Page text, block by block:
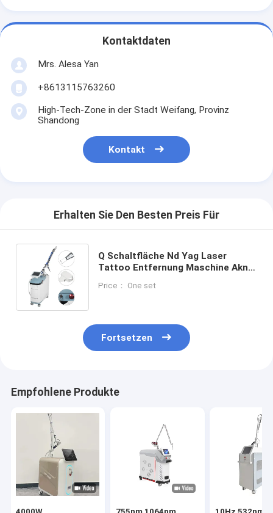
Kontaktdaten
Mrs. Alesa Yan
+8613115763260
High-Tech-Zone in der Stadt Weifang, Provinz
Shandong
Kontakt
Erhalten Sie Den Besten Preis Für
Q Schaltfläche Nd Yag Laser
Tattoo Entfernung Maschine Akne
Pico Laser Maschine
Price： One set
Fortsetzen
Empfohlene Produkte